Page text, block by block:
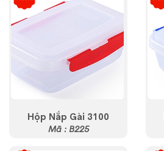
Hộp Nắp Gài 3100
Mã : B225